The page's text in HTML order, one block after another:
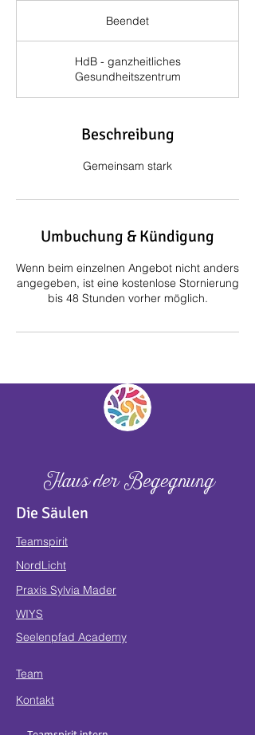
Beendet
n
d
e
HdB - ganzheitliches
Gesundheitszentrum
Beschreibung
Gemeinsam stark
Umbuchung & Kündigung
Wenn beim einzelnen Angebot nicht anders
angegeben, ist eine kostenlose Stornierung
bis 48 Stunden vorher möglich.
Haus der Begegnung
Die Säulen
Praxis Sylvia Mader
WIYS
Team
Kontakt
Teamspirit
NordLicht
Seelenpfad Academy